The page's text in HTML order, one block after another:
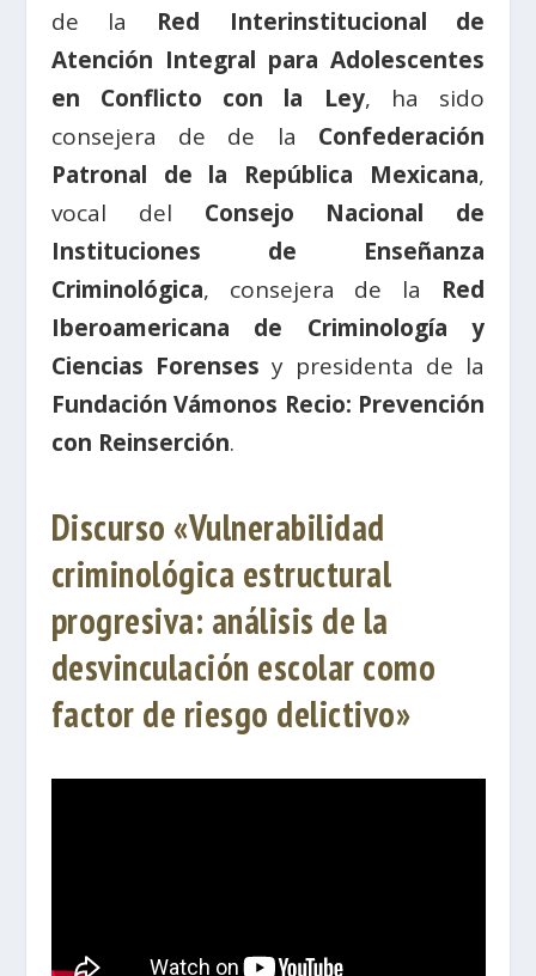
de la Red Interinstitucional de
Atención Integral para Adolescentes
en Conflicto con la Ley, ha sido
consejera de de la Confederación
Patronal de la República Mexicana,
vocal del Consejo Nacional de
Instituciones de Enseñanza
Criminológica, consejera de la Red
Iberoamericana de Criminología y
Ciencias Forenses y presidenta de la
Fundación Vámonos Recio: Prevención
con Reinserción.
Discurso «Vulnerabilidad
criminológica estructural
progresiva: análisis de la
desvinculación escolar como
factor de riesgo delictivo»